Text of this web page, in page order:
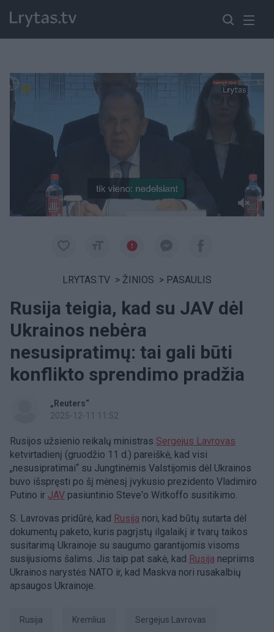
Paremkite Ukrainą
LRYTAS.TV > ŽINIOS > PASAULIS
Rusija teigia, kad su JAV dėl
Ukrainos nebėra
nesusipratimų: tai gali būti
konflikto sprendimo pradžia
„Reuters“
2025-12-11 11:52
Rusijos užsienio reikalų ministras Sergejus Lavrovas
ketvirtadienį (gruodžio 11 d.) pareiškė, kad visi
„nesusipratimai“ su Jungtinėmis Valstijomis dėl Ukrainos
buvo išspręsti po šį mėnesį įvykusio prezidento Vladimiro
Putino ir JAV pasiuntinio Steve'o Witkoffo susitikimo.
S. Lavrovas pridūrė, kad Rusija nori, kad būtų sutarta dėl
dokumentų paketo, kuris pagrįstų ilgalaikį ir tvarų taikos
susitarimą Ukrainoje su saugumo garantijomis visoms
susijusioms šalims. Jis taip pat sakė, kad Rusija nepriims
Ukrainos narystės NATO ir, kad Maskva nori rusakalbių
apsaugos Ukrainoje.
Rusija Kremlius Sergejus Lavrovas